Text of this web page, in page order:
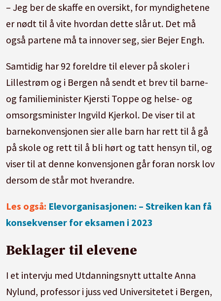
– Jeg ber de skaffe en oversikt, for myndighetene
er nødt til å vite hvordan dette slår ut. Det må
også partene må ta innover seg, sier Bejer Engh.
Samtidig har 92 foreldre til elever på skoler i
Lillestrøm og i Bergen nå sendt et brev til barne-
og familieminister Kjersti Toppe og helse- og
omsorgsminister Ingvild Kjerkol. De viser til at
barnekonvensjonen sier alle barn har rett til å gå
på skole og rett til å bli hørt og tatt hensyn til, og
viser til at denne konvensjonen går foran norsk lov
dersom de står mot hverandre.
Les også: Elevorganisasjonen: – Streiken kan få
konsekvenser for eksamen i 2023
Beklager til elevene
I et intervju med Utdanningsnytt uttalte Anna
Nylund, professor i juss ved Universitetet i Bergen,